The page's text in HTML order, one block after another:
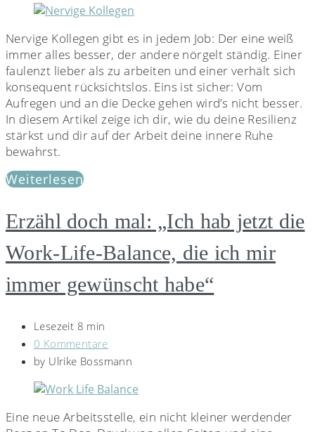
Nervige Kollegen gibt es in jedem Job: Der eine weiß
immer alles besser, der andere nörgelt ständig. Einer
faulenzt lieber als zu arbeiten und einer verhält sich
konsequent rücksichtslos. Eins ist sicher: Vom
Aufregen und an die Decke gehen wird’s nicht besser.
In diesem Artikel zeige ich dir, wie du deine Resilienz
stärkst und dir auf der Arbeit deine innere Ruhe
bewahrst.
Weiterlesen
Erzähl doch mal: „Ich hab jetzt die
Work-Life-Balance, die ich mir
immer gewünscht habe“
Lesezeit 8 min
0 Kommentare
by Ulrike Bossmann
Eine neue Arbeitsstelle, ein nicht kleiner werdender